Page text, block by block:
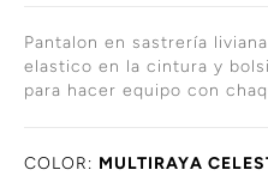
Pantalon en sastrería
elastico en la cintura y
para hacer equipo con
COLOR: MULTIRAYA